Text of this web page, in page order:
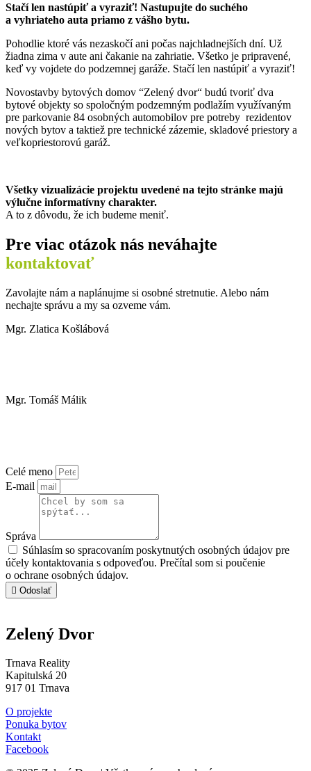
Stačí len nastúpiť a vyraziť! Nastupujte do suchého
a vyhriateho auta priamo z vášho bytu.
Pohodlie ktoré vás nezaskočí ani počas najchladnejších dní. Už
žiadna zima v aute ani čakanie na zahriatie. Všetko je pripravené,
keď vy vojdete do podzemnej garáže. Stačí len nastúpiť a vyraziť!
Novostavby bytových domov “Zelený dvor“ budú tvoriť dva
bytové objekty so spoločným podzemným podlažím využívaným
pre parkovanie 84 osobných automobilov pre potreby rezidentov
nových bytov a taktiež pre technické zázemie, skladové priestory a
veľkopriestorovú garáž.
Všetky vizualizácie projektu uvedené na tejto stránke majú
výlučne informatívny charakter.
A to z dôvodu, že ich budeme meniť.
Pre viac otázok nás neváhajte
kontaktovať
Zavolajte nám a naplánujme si osobné stretnutie. Alebo nám
nechajte správu a my sa ozveme vám.
Mgr. Zlatica Košlábová
Mgr. Tomáš Málik
Celé meno
E-mail
Správa
Súhlasím so spracovaním poskytnutých osobných údajov pre
účely kontaktovania s odpoveďou. Prečítal som si poučenie
o ochrane osobných údajov.
Odoslať
Zelený Dvor
Trnava Reality
Kapitulská 20
917 01 Trnava
O projekte
Ponuka bytov
Kontakt
Facebook